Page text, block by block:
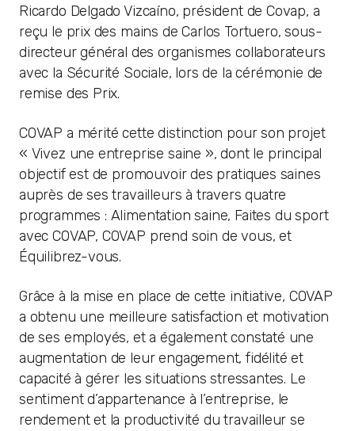
Ricardo Delgado Vizcaíno, président de Covap, a
reçu le prix des mains de Carlos Tortuero, sous-
directeur général des organismes collaborateurs
avec la Sécurité Sociale, lors de la cérémonie de
remise des Prix.
COVAP a mérité cette distinction pour son projet
« Vivez une entreprise saine », dont le principal
objectif est de promouvoir des pratiques saines
auprès de ses travailleurs à travers quatre
programmes : Alimentation saine, Faites du sport
avec COVAP, COVAP prend soin de vous, et
Équilibrez-vous.
Grâce à la mise en place de cette initiative, COVAP
a obtenu une meilleure satisfaction et motivation
de ses employés, et a également constaté une
augmentation de leur engagement, fidélité et
capacité à gérer les situations stressantes. Le
sentiment d’appartenance à l’entreprise, le
rendement et la productivité du travailleur se